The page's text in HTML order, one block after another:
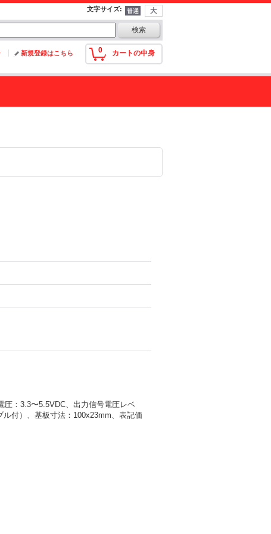
文字サイズ:
0 カートの中身
新規登録はこちら
圧：3.3〜5.5VDC、出力信号電圧レベ
付）、基板寸法：100x23mm、表記価